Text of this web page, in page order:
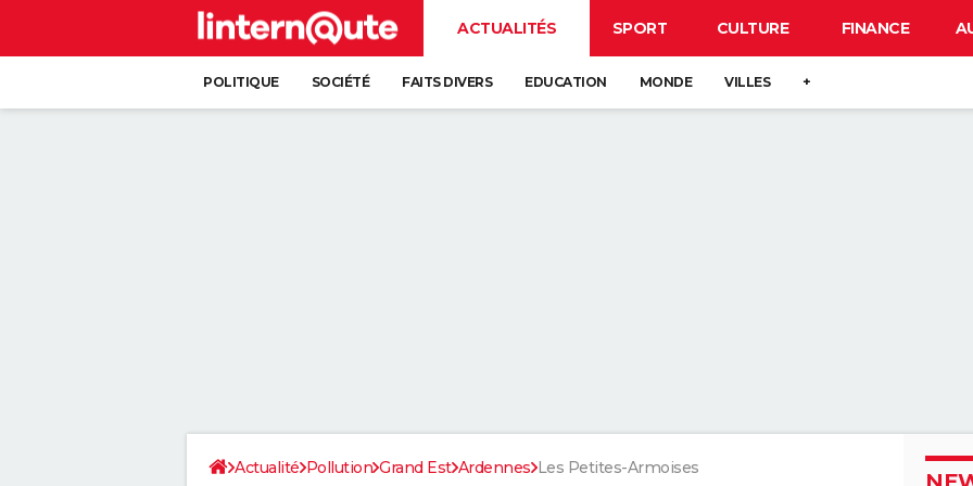
ACTUALITÉS SPORT CULTURE FINANCE
POLITIQUE SOCIÉTÉ FAITS DIVERS EDUCATION MONDE VILLES +
Actualité Pollution Grand Est Ardennes Les Petites-Armoises